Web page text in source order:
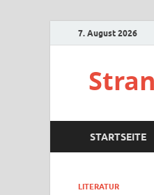
7. August 2026
STARTSEITE
LITERATUR